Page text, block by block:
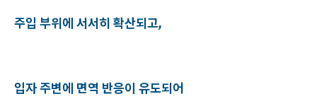
주입 부위에 서서히 확산되고,
입자 주변에 면역 반응이 유도되어